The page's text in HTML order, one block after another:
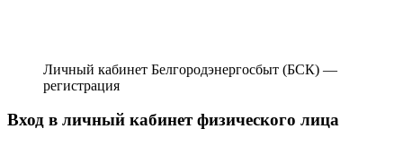
Личный кабинет Белгородэнергосбыт (БСК) —
регистрация
Вход в личный кабинет физического лица